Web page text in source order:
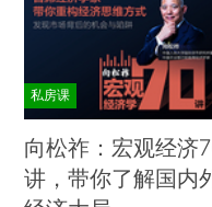
私房课
向松祚：宏观经济
讲，带你了解国内